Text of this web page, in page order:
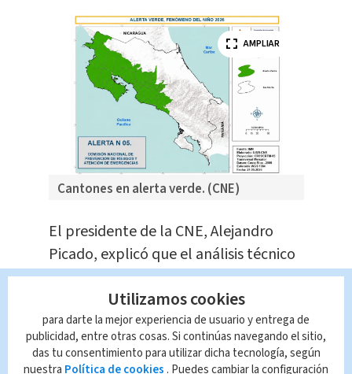
Cantones en alerta verde. (CNE)
AMPLIAR
El presidente de la CNE, Alejandro
Picado, explicó que el análisis técnico
proyecta una reducción de las lluvias
de entre un 25% y un 50% en distintas
regiones del país.
“Ante la consolidación del
Utilizamos cookies
para darte la mejor experiencia de usuario y entrega de
publicidad, entre otras cosas. Si continúas navegando el sitio,
das tu consentimiento para utilizar dicha tecnología, según
nuestra Política de cookies . Puedes cambiar la configuración